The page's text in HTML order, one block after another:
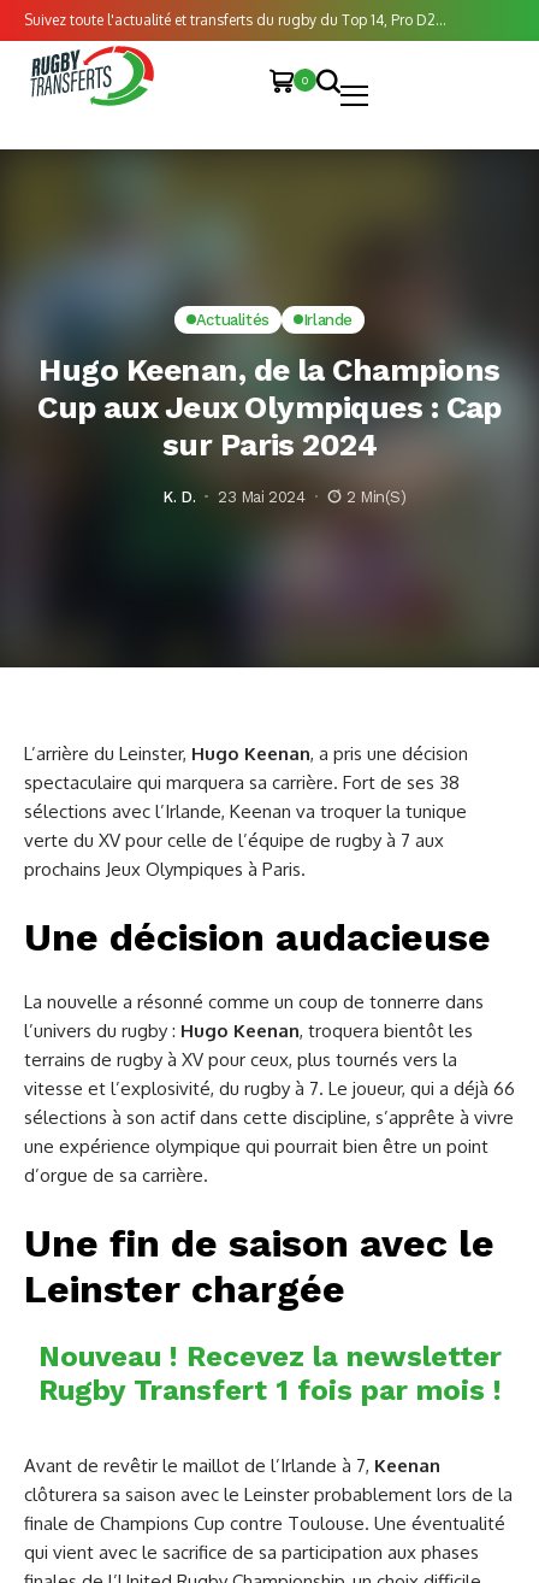
Suivez toute l'actualité et transferts du rugby du Top 14, Pro D2...
0
Actualités Irlande
Hugo Keenan, de la Champions
Cup aux Jeux Olympiques : Cap
sur Paris 2024
K. D. 23 Mai 2024 2 Min(s)
L’arrière du Leinster, Hugo Keenan, a pris une décision
spectaculaire qui marquera sa carrière. Fort de ses 38
sélections avec l’Irlande, Keenan va troquer la tunique
verte du XV pour celle de l’équipe de rugby à 7 aux
prochains Jeux Olympiques à Paris.
Une décision audacieuse
La nouvelle a résonné comme un coup de tonnerre dans
l’univers du rugby : Hugo Keenan, troquera bientôt les
terrains de rugby à XV pour ceux, plus tournés vers la
vitesse et l’explosivité, du rugby à 7. Le joueur, qui a déjà 66
sélections à son actif dans cette discipline, s’apprête à vivre
une expérience olympique qui pourrait bien être un point
d’orgue de sa carrière.
Une fin de saison avec le
Leinster chargée
Nouveau ! Recevez la newsletter
Rugby Transfert 1 fois par mois !
Avant de revêtir le maillot de l’Irlande à 7, Keenan
clôturera sa saison avec le Leinster probablement lors de la
finale de Champions Cup contre Toulouse. Une éventualité
qui vient avec le sacrifice de sa participation aux phases